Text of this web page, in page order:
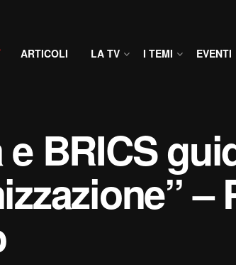
ARTICOLI LA TV I TEMI EVENTI
e BRICS
–